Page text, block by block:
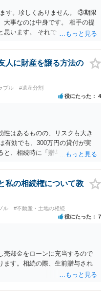
す。珍しくありません。 ③期限
大事なのは中身です。 相手の提
思います。 それでもあなた有利
人に財産を譲る方法の
ブル #遺産分割
役にたった 4
性はあるものの、リスクも大き
有効でも、300万円の貸付が実
と、相続時に「贈与」と評価さ
信託（家族信託・目的信託） 財
る友人や専門職）に管理させ、
優先充当 ・残余を友人や慈善団
く信託帰属になるため、子の関
保険の組合せ 生活資金は手元
にした保険を活用。保険金は
有効と思われます。 ③負担付死
亡時に財産を渡す」契約。条件
担保できます。 ④ 寄附予約＋解
、資金不足時は解除できる条項
す。
私の相続権について教
ル #不動産・土地の相続
役にたった 7
売却金をローンに充当するので
ます。相続の際、生前贈与され